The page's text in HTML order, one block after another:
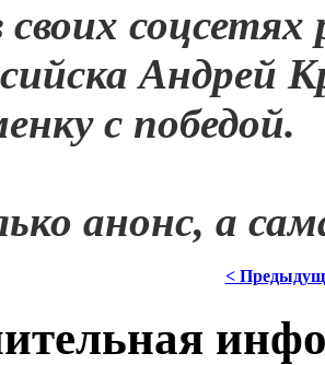
соцсетях
Андрей
с победой.
анонс, а
<